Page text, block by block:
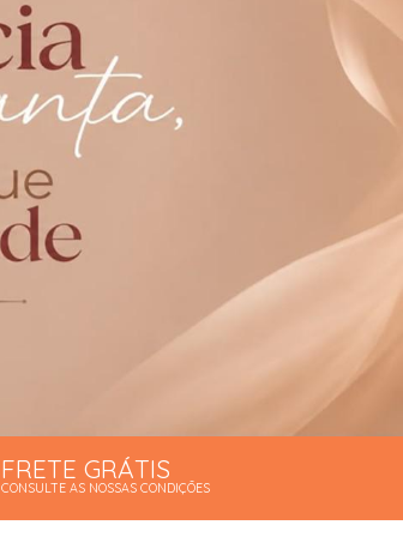
FRETE GRÁTIS
CONSULTE AS NOSSAS CONDIÇÕES